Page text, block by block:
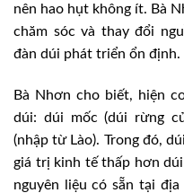
nên hao hụt không ít. Bà
chăm sóc và thay đổi
đàn dúi phát triển ổn định.
Bà Nhơn cho biết, hiện
dúi: dúi mốc (dúi rừng
(nhập từ Lào). Trong đó,
giá trị kinh tế thấp hơn
nguyên liệu có sẵn tại